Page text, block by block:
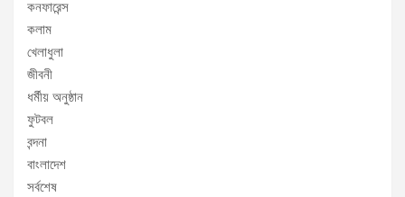
কনফারেন্স
কলাম
খেলাধুলা
জীবনী
ধর্মীয় অনুষ্ঠান
ফুটবল
বন্দনা
বাংলাদেশ
সর্বশেষ